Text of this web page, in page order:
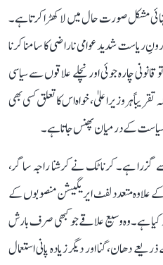
مشکل صورت حال میں لا کھڑا کرتا ہے۔
ریاست شدید عوامی ناراضی کا سامنا کرنا
قانونی چارہ جوئی اور نچلے علاقوں سے سیاسی
ہر وزیر اعلیٰ، خواہ اس کا تعلق کسی بھی
سیاست کے درمیان پھنس جاتا ہے۔
ہے۔ کرناٹک نے کرشنا راجہ ساگر،
کے علاوہ متعدد لفٹ ایریگیشن منصوبوں کے
ہے۔ وہ وسیع علاقے جو کبھی صرف بارش
دھان، گنا اور دیگر زیادہ پانی استعمال